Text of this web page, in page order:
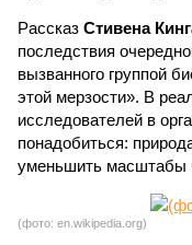
Рассказ Стивена
последствия
вызванного группой
этой мерзости». В
исследователей в
понадобиться:
уменьшить масштабы
(фото: en.wikipedia.org)